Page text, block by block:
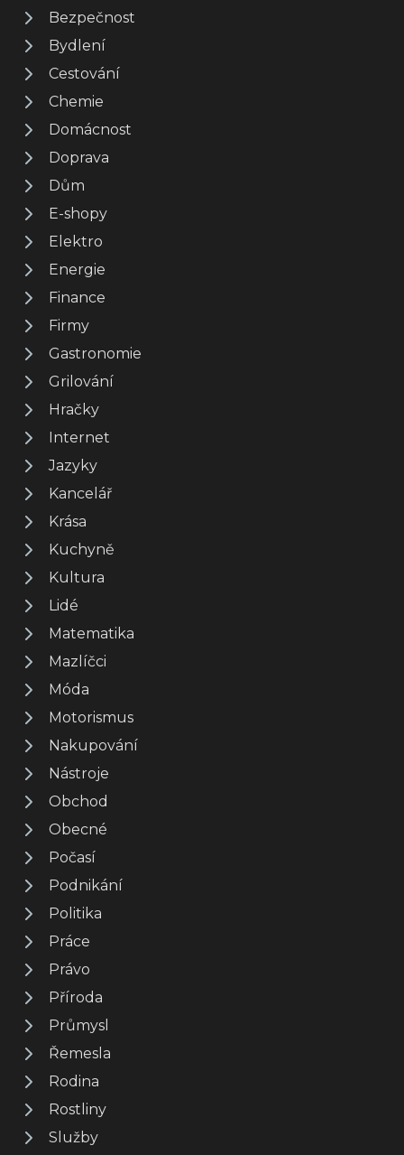
Bezpečnost
Bydlení
Cestování
Chemie
Domácnost
Doprava
Dům
E-shopy
Elektro
Energie
Finance
Firmy
Gastronomie
Grilování
Hračky
Internet
Jazyky
Kancelář
Krása
Kuchyně
Kultura
Lidé
Matematika
Mazlíčci
Móda
Motorismus
Nakupování
Nástroje
Obchod
Obecné
Počasí
Podnikání
Politika
Práce
Právo
Příroda
Průmysl
Řemesla
Rodina
Rostliny
Služby